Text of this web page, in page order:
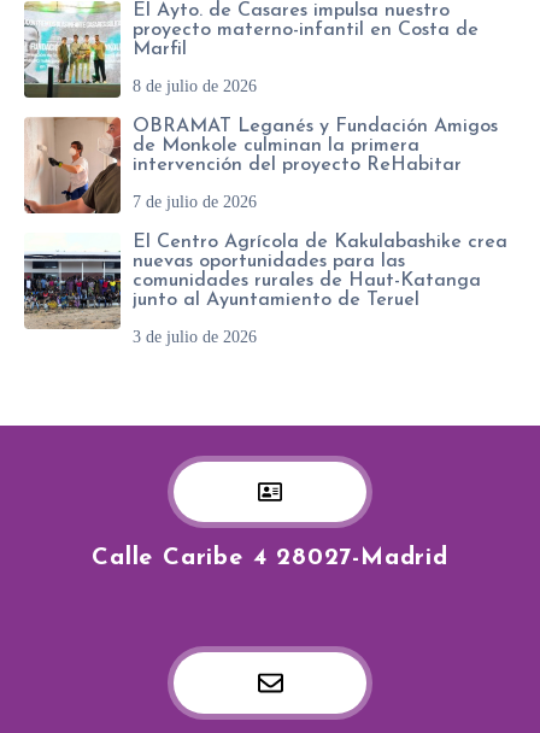
El Ayto. de Casares impulsa nuestro
proyecto materno-infantil en Costa de
Marfil
8 de julio de 2026
OBRAMAT Leganés y Fundación Amigos
de Monkole culminan la primera
intervención del proyecto ReHabitar
7 de julio de 2026
El Centro Agrícola de Kakulabashike crea
nuevas oportunidades para las
comunidades rurales de Haut-Katanga
junto al Ayuntamiento de Teruel
3 de julio de 2026
Calle Caribe 4 28027-Madrid